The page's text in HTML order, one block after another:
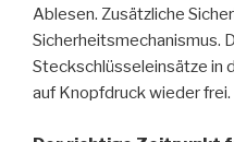
Ablesen. Zusätzliche
Sicherheitsmechanismus.
Steckschlüsseleinsätze in
auf Knopfdruck wieder frei.